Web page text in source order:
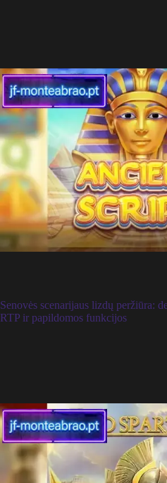
Senovės scenarijaus lizdų peržiūra:
RTP ir papildomos funkcijos